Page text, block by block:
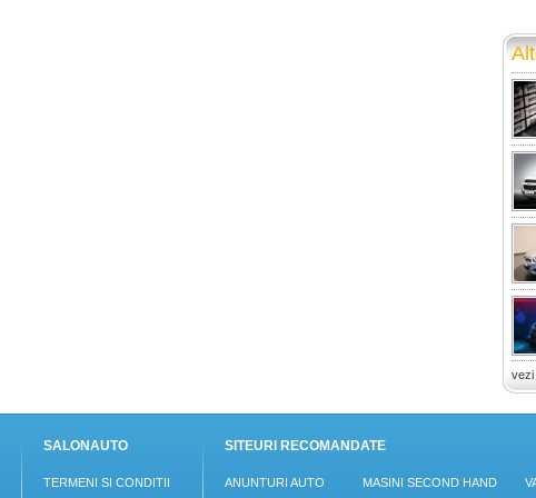
vezi
SALONAUTO
TERMENI SI CONDITII
SITEURI RECOMANDATE
ANUNTURI AUTO MASINI SECOND HAND